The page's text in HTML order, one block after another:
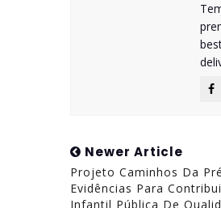
Newer Article
Projeto Caminhos Da
Evidências Para
Infantil Pública De